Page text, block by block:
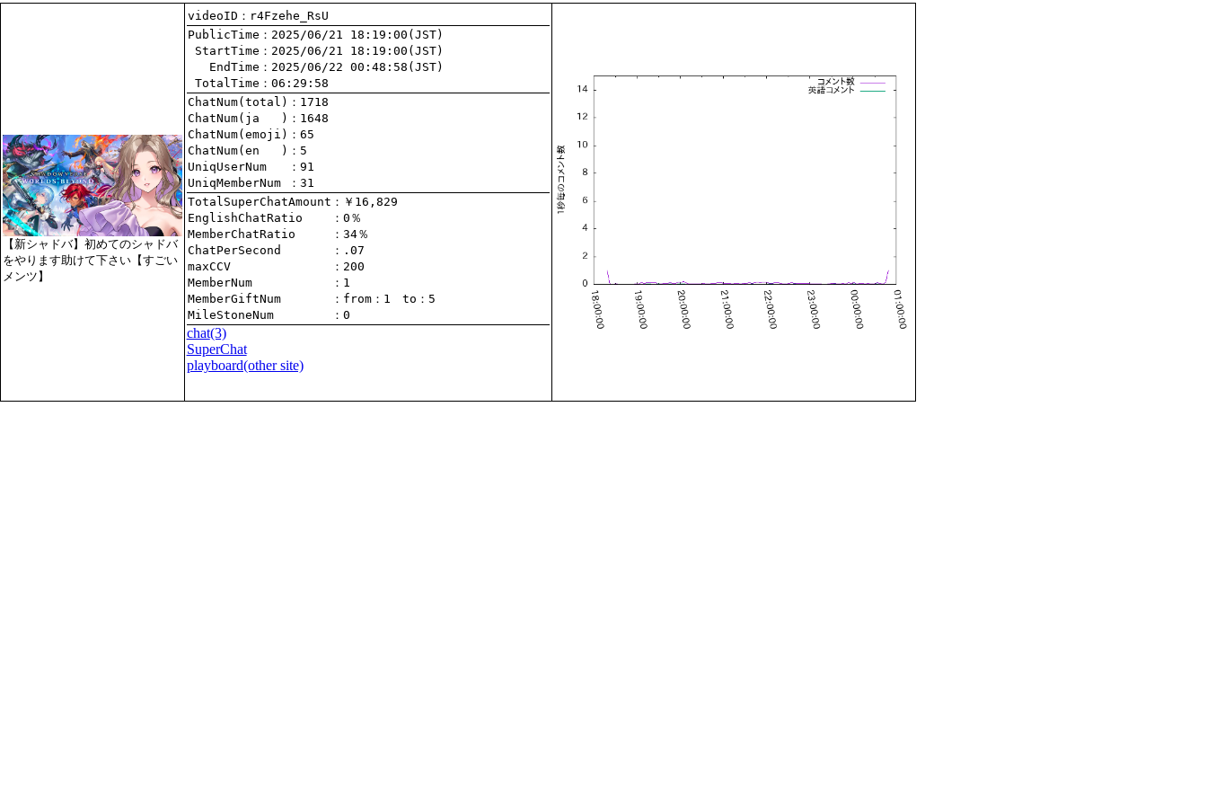
【新シャドバ】初めてのシャドバ
をやります助けて下さい【すごい
メンツ】
videoID：r4Fzehe_RsU
PublicTime
StartTime
   EndTime
TotalTime ：06:29:58
ChatNum(total)
ChatNum(ja   )
ChatNum(emoji)
ChatNum(en   )
UniqUserNum
：91
UniqMemberNum
：31
TotalSuperChatAmount
EnglishChatRatio
MemberChatRatio
ChatPerSecond
maxCCV
：200
MemberNum
：1
MemberGiftNum
： from ：1 to ：5
MileStoneNum
：0
chat(3)
SuperChat
playboard(other site)